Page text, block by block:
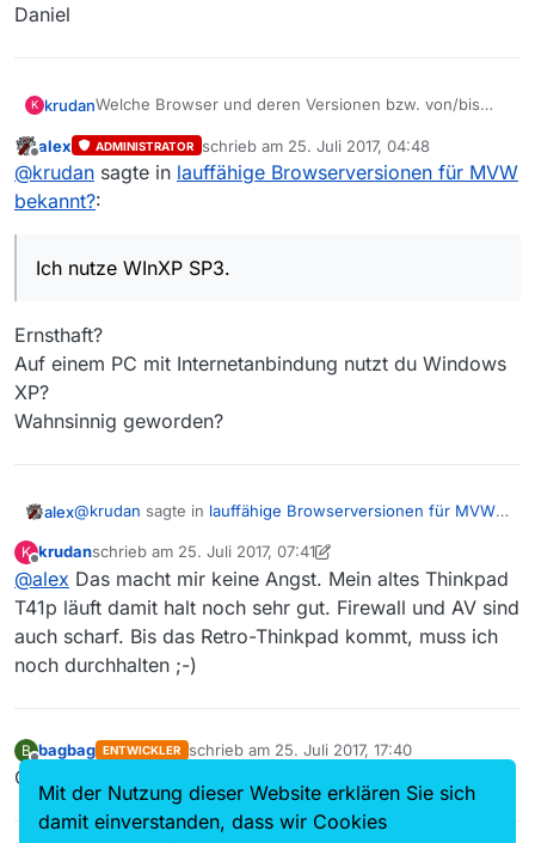
Daniel
K krudanWelche Browser und deren Versionen bzw. von/bis
Mein Hauptbrowser Firefox 24 kann nur die MVW-
Hauptmaske anzeigen, listet aber keine Medieninhalte
auf.
Mein sekundärer Firefox 45.5.0 performt normal.
aus sind.
Offline
alex ADMINISTRATOR schrieb am 25. Juli 2017, 04:48
zuletzt editiert von
@krudan sagte in lauffähige Browserversionen für MVW
bekannt?:
Ich nutze WInXP SP3.
Ernsthaft?
Auf einem PC mit Internetanbindung nutzt du Windows
XP?
Wahnsinnig geworden?
alex@krudan sagte in lauffähige Browserversionen für MVW
Ich nutze WInXP SP3.
Ernsthaft?
Auf einem PC mit Internetanbindung nutzt du Windows
K
Offline
krudanschrieb am 25. Juli 2017, 07:41
zuletzt editiert von krudan
@alex Das macht mir keine Angst. Mein altes Thinkpad
T41p läuft damit halt noch sehr gut. Firewall und AV sind
auch scharf. Bis das Retro-Thinkpad kommt, muss ich
noch durchhalten ;-)
B bagbag ENTWICKLER schrieb am 25. Juli 2017, 17:40
zuletzt editiert von
Oder Linux nutzen.
Mit der Nutzung dieser Website erklären Sie sich
damit einverstanden, dass wir Cookies